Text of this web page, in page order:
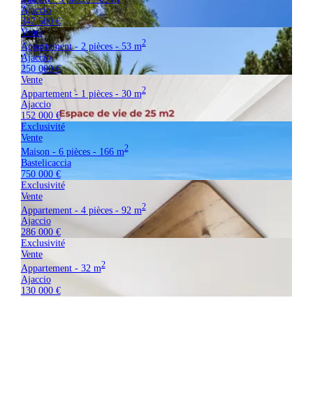
Ajaccio
347 500 €
Vente
Appartement - 2 pièces - 53 m2
Ajaccio
250 000 €
Vente
Appartement - 1 pièces - 30 m2
Ajaccio
152 000 €
Exclusivité
Vente
Maison - 6 pièces - 166 m2
Bastelicaccia
750 000 €
Exclusivité
Vente
Appartement - 4 pièces - 92 m2
Ajaccio
286 000 €
Exclusivité
Vente
Appartement - 32 m2
Ajaccio
130 000 €